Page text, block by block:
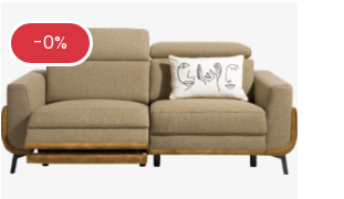
-0%